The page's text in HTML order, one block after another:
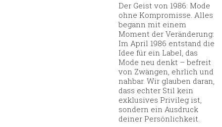
Der Geist von 1986: Mode
ohne Kompromisse. Alles
begann mit einem
Moment der Veränderung:
Im April 1986 entstand die
Idee für ein Label, das
Mode neu denkt – befreit
von Zwängen, ehrlich und
nahbar. Wir glauben daran,
dass echter Stil kein
exklusives Privileg ist,
sondern ein Ausdruck
deiner Persönlichkeit.